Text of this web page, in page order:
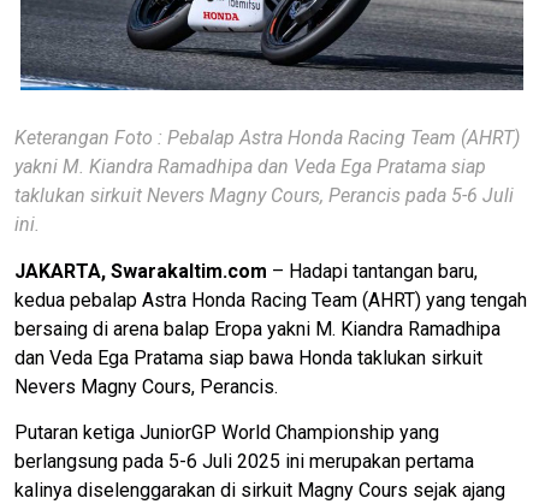
Keterangan Foto : Pebalap Astra Honda Racing Team (AHRT)
yakni M. Kiandra Ramadhipa dan Veda Ega Pratama siap
taklukan sirkuit Nevers Magny Cours, Perancis pada 5-6 Juli
ini.
JAKARTA, Swarakaltim.com – Hadapi tantangan baru,
kedua pebalap Astra Honda Racing Team (AHRT) yang tengah
bersaing di arena balap Eropa yakni M. Kiandra Ramadhipa
dan Veda Ega Pratama siap bawa Honda taklukan sirkuit
Nevers Magny Cours, Perancis.
Putaran ketiga JuniorGP World Championship yang
berlangsung pada 5-6 Juli 2025 ini merupakan pertama
kalinya diselenggarakan di sirkuit Magny Cours sejak ajang